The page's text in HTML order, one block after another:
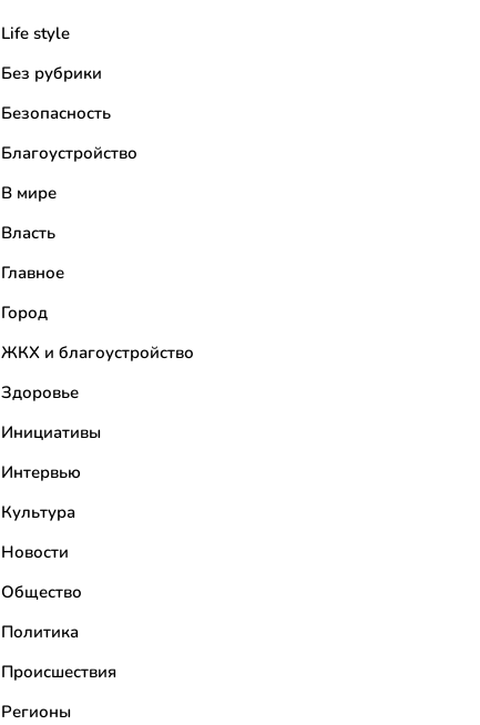
Life style
Без рубрики
Безопасность
Благоустройство
В мире
Власть
Главное
Город
ЖКХ и благоустройство
Здоровье
Инициативы
Интервью
Культура
Новости
Общество
Политика
Происшествия
Регионы